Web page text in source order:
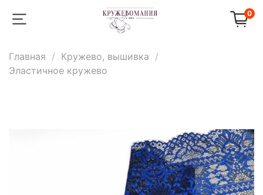
0
Главная
Кружево, вышивка
Эластичное кружево